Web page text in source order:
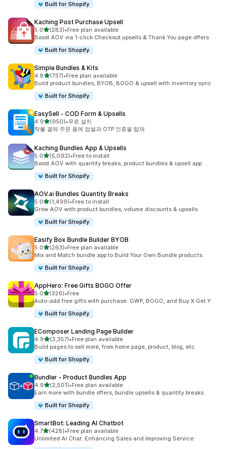
Built for Shopify
Kaching Post Purchase Upsell
5.0별 5개 중
(283)
총 리뷰 283개
•Free plan available
Boost AOV via 1-click Checkout upsells & Thank You page offers
Built for Shopify
Simple Bundles & Kits
4.8별 5개 중
(737)
총 리뷰 737개
•Free plan available
Build product bundles, BYOB, BOGO & upsell with inventory sync
Built for Shopify
EasySell ‑ COD Form & Upsells
4.9별 5개 중
(950)
총 리뷰 950개
•무료 설치
착불 결제 주문 폼에 업셀과 OTP 인증을 탑재
Kaching Bundles App & Upsells
5.0별 5개 중
(5,092)
총 리뷰 5092개
•Free to install
Boost AOV with quantity breaks, product bundles & upsell app
Built for Shopify
AOV.ai Bundles Quantity Breaks
5.0별 5개 중
(1,499)
총 리뷰 1499개
•Free to install
Grow AOV with product bundles, volume discounts & upsells
Built for Shopify
Easify Box Bundle Builder BYOB
5.0별 5개 중
(263)
총 리뷰 263개
•Free plan available
Mix and Match bundle app to Build Your Own Bundle products
Built for Shopify
AppHero: Free Gifts BOGO Offer
5.0별 5개 중
(326)
총 리뷰 326개
•Free
Auto-add free gifts with purchase: GWP, BOGO, and Buy X Get Y
Built for Shopify
EComposer Landing Page Builder
4.9별 5개 중
(3,357)
총 리뷰 3357개
•Free plan available
Build pages to sell more, from home page, product, blog, etc.
Built for Shopify
Bundler ‑ Product Bundles App
4.9별 5개 중
(2,501)
총 리뷰 2501개
•Free plan available
Earn more with bundle offers, bundle upsells & quantity breaks
Built for Shopify
SmartBot: Leading AI Chatbot
4.7별 5개 중
(428)
총 리뷰 428개
•Free plan available
Unlimited AI Chat: Enhancing Sales and Improving Service